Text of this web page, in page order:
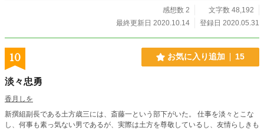
感想数 2
文字数 48,192
最終更新日 2020.10.14
登録日 2020.05.31
10 お気に入り追加 15
淡々忠勇
香月しを
新撰組副長である土方歳三には、斎藤一という部下がいた。 仕事を淡々とこな
し、何事も素っ気ない男であるが、実際は土方を尊敬しているし、友情らしきも